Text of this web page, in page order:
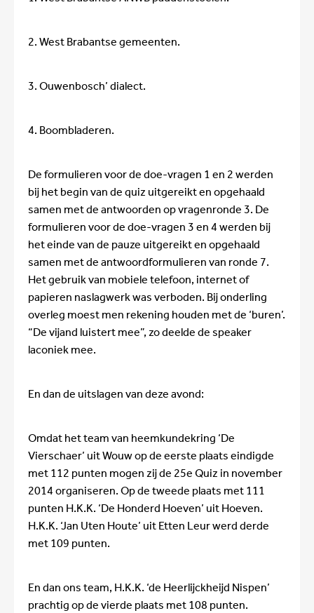
2. West Brabantse gemeenten.
3. Ouwenbosch’ dialect.
4. Boombladeren.
De formulieren voor de doe-vragen 1 en 2 werden
bij het begin van de quiz uitgereikt en opgehaald
samen met de antwoorden op vragenronde 3. De
formulieren voor de doe-vragen 3 en 4 werden bij
het einde van de pauze uitgereikt en opgehaald
samen met de antwoordformulieren van ronde 7.
Het gebruik van mobiele telefoon, internet of
papieren naslagwerk was verboden. Bij onderling
overleg moest men rekening houden met de ‘buren’.
“De vijand luistert mee”, zo deelde de speaker
laconiek mee.
En dan de uitslagen van deze avond:
Omdat het team van heemkundekring ‘De
Vierschaer’ uit Wouw op de eerste plaats eindigde
met 112 punten mogen zij de 25e Quiz in november
2014 organiseren. Op de tweede plaats met 111
punten H.K.K. ‘De Honderd Hoeven’ uit Hoeven.
H.K.K. ‘Jan Uten Houte’ uit Etten Leur werd derde
met 109 punten.
En dan ons team, H.K.K. ‘de Heerlijckheijd Nispen’
prachtig op de vierde plaats met 108 punten.